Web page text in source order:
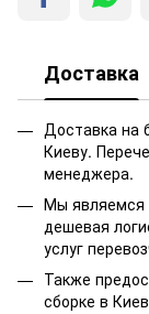
Доставка
Доставка на
Киеву.
менеджера.
Мы являемся
дешевая
услуг
Также
сборке в